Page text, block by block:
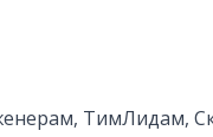
ТимЛидам,